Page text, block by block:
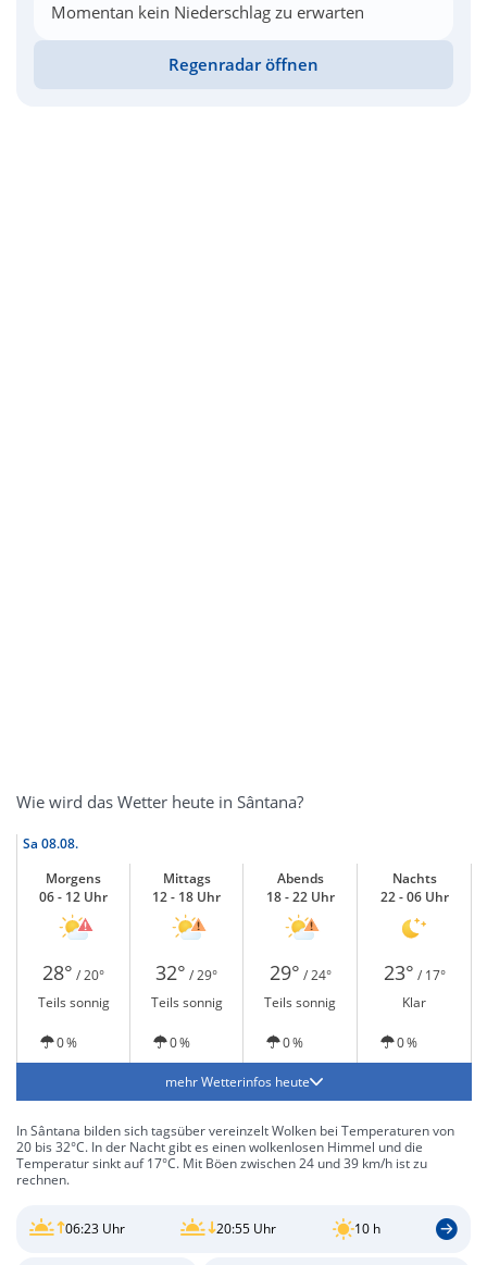
Momentan kein Niederschlag zu erwarten
Regenradar öffnen
Wie wird das Wetter heute in Sântana?
Sa 08.08.
Morgens
06 - 12 Uhr
Mittags
12 - 18 Uhr
Abends
18 - 22 Uhr
Nachts
22 - 06 Uhr
28° / 20° 32° / 29° 29° / 24° 23° / 17°
Teils sonnig
Teils sonnig Teils sonnig Klar
0 % 0 % 0 % 0 %
mehr Wetterinfos heute
In Sântana bilden sich tagsüber vereinzelt Wolken bei Temperaturen von
20 bis 32°C. In der Nacht gibt es einen wolkenlosen Himmel und die
Temperatur sinkt auf 17°C. Mit Böen zwischen 24 und 39 km/h ist zu
rechnen.
06:23 Uhr 20:55 Uhr 10 h